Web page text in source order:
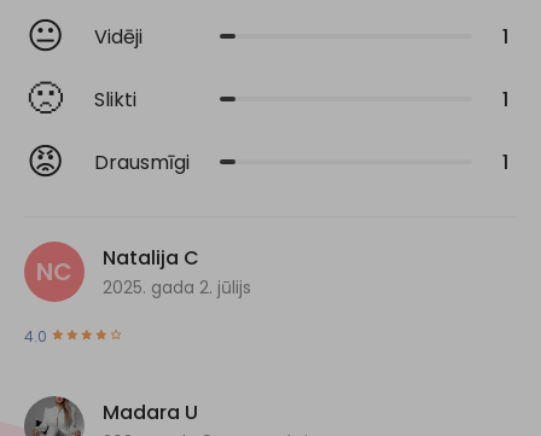
😐 Vidēji 1
🙁 Slikti 1
😡 Drausmīgi 1
NC Natalija C
2025. gada 2. jūlijs
4.0
Madara U